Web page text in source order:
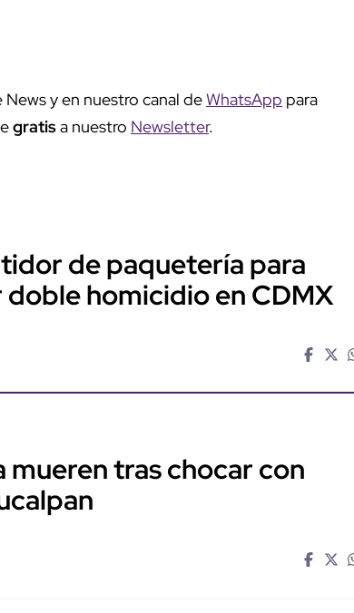
y en nuestro canal deWhatsApp para
gratisa nuestro Newsletter.
de paquetería para
homicidio en CDMX
mueren tras chocar con